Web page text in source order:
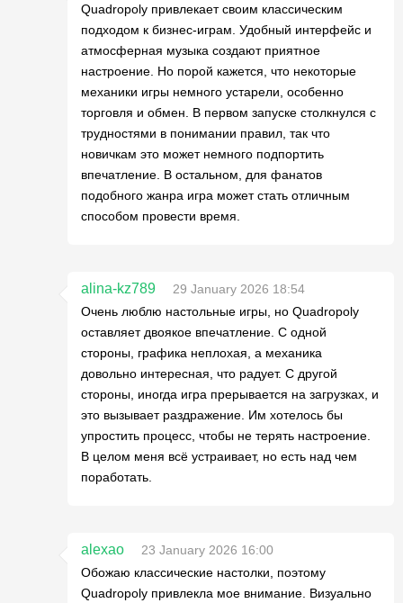
Quadropoly привлекает своим классическим
подходом к бизнес-играм. Удобный интерфейс и
атмосферная музыка создают приятное
настроение. Но порой кажется, что некоторые
механики игры немного устарели, особенно
торговля и обмен. В первом запуске столкнулся с
трудностями в понимании правил, так что
новичкам это может немного подпортить
впечатление. В остальном, для фанатов
подобного жанра игра может стать отличным
способом провести время.
alina-kz789
29 January 2026 18:54
Очень люблю настольные игры, но Quadropoly
оставляет двоякое впечатление. С одной
стороны, графика неплохая, а механика
довольно интересная, что радует. С другой
стороны, иногда игра прерывается на загрузках, и
это вызывает раздражение. Им хотелось бы
упростить процесс, чтобы не терять настроение.
В целом меня всё устраивает, но есть над чем
поработать.
alexao
23 January 2026 16:00
Обожаю классические настолки, поэтому
Quadropoly привлекла мое внимание. Визуально